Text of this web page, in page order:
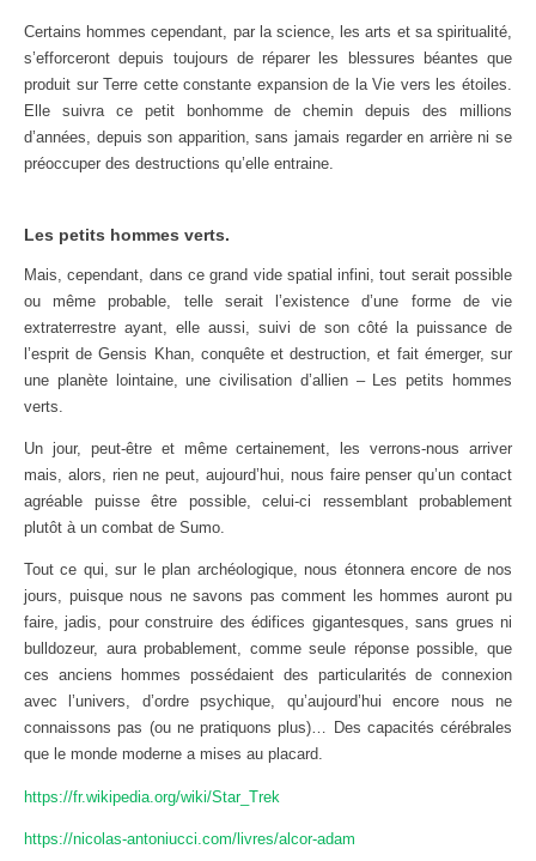
Certains hommes cependant, par la science, les arts et sa spiritualité,
s’efforceront depuis toujours de réparer les blessures béantes que
produit sur Terre cette constante expansion de la Vie vers les étoiles.
Elle suivra ce petit bonhomme de chemin depuis des millions
d’années, depuis son apparition, sans jamais regarder en arrière ni se
préoccuper des destructions qu’elle entraine.
Les petits hommes verts.
Mais, cependant, dans ce grand vide spatial infini, tout serait possible
ou même probable, telle serait l’existence d’une forme de vie
extraterrestre ayant, elle aussi, suivi de son côté la puissance de
l’esprit de Gensis Khan, conquête et destruction, et fait émerger, sur
une planète lointaine, une civilisation d’allien – Les petits hommes
verts.
Un jour, peut-être et même certainement, les verrons-nous arriver
mais, alors, rien ne peut, aujourd’hui, nous faire penser qu’un contact
agréable puisse être possible, celui-ci ressemblant probablement
plutôt à un combat de Sumo.
Tout ce qui, sur le plan archéologique, nous étonnera encore de nos
jours, puisque nous ne savons pas comment les hommes auront pu
faire, jadis, pour construire des édifices gigantesques, sans grues ni
bulldozeur, aura probablement, comme seule réponse possible, que
ces anciens hommes possédaient des particularités de connexion
avec l’univers, d’ordre psychique, qu’aujourd’hui encore nous ne
connaissons pas (ou ne pratiquons plus)… Des capacités cérébrales
que le monde moderne a mises au placard.
https://fr.wikipedia.org/wiki/Star_Trek
https://nicolas-antoniucci.com/livres/alcor-adam